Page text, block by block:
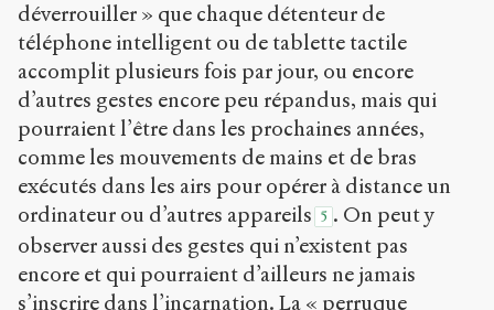
déverrouiller » que chaque détenteur de
téléphone intelligent ou de tablette tactile
accomplit plusieurs fois par jour, ou encore
d’autres gestes encore peu répandus, mais qui
pourraient l’être dans les prochaines années,
comme les mouvements de mains et de bras
exécutés dans les airs pour opérer à distance un
ordinateur ou d’autres appareils 5 . On peut y
observer aussi des gestes qui n’existent pas
encore et qui pourraient d’ailleurs ne jamais
s’inscrire dans l’incarnation. La « perruque